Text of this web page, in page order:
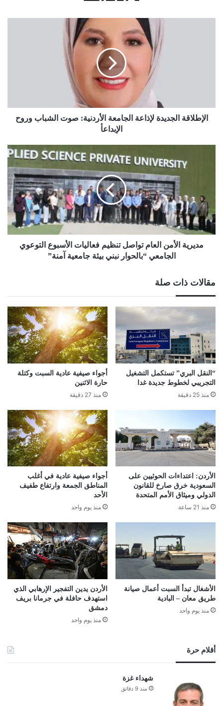
الإبداعأ
الإطلاقة الجديدة لإذاعة الجامعة الأردنية: صوت الشباب وروح
الإبداعأ
فعاليات
الأسبوع
التوعوي
الجامعي
“بالحوار
آمنة”
مديرية الأمن العام تواصل تنظيم فعاليات الأسبوع التوعوي
الجامعي “بالحوار نبني بيئة جامعية آمنة”
مقالات ذات صلة
“النقل البري” تستكمل التشغيل
التجريبي لخطوط جديدة غدا
منذ 25 دقيقة
أجواء صيفية عادية السبت وكتلة
حارة الاثنين
منذ 27 دقيقة
الأردن: اعتداءات الحوثيين على
السعودية خرق صارخ للقانون
الدولي وميثاق الأمم المتحدة
منذ 21 ساعة
أجواء صيفية عادية في أغلب
المناطق الجمعة وارتفاع طفيف
الأحد
منذ يوم واحد
الأشغال تبدأ السبت أعمال صيانة
طريق معان – البادية
منذ يوم واحد
الأردن يدين التفجير الإرهابي الذي
استهدف حافلة في جرمانا بريف
دمشق
منذ يوم واحد
أقلام حرة
شهداء غزة
منذ 9 دقائق